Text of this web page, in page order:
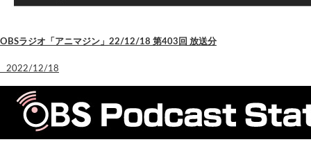
OBSラジオ「アニマジン」22/12/18 第403回 放送分
2022/12/18